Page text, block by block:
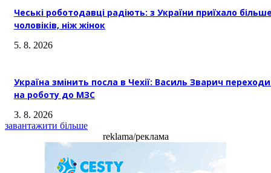
Чеські роботодавці радіють: з України приїхало
чоловіків, ніж жінок
5. 8. 2026
Україна змінить посла в Чехії: Василь Зварич
на роботу до МЗС
3. 8. 2026
завантажити більше
reklama/реклама